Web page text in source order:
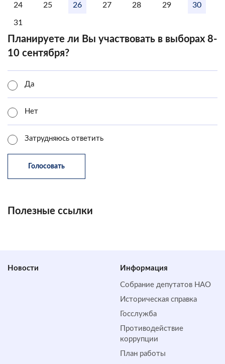
24 25 26 27 28 29 30
31
Планируете ли Вы участвовать в выборах 8-
10 сентября?
Да
Нет
Затрудняюсь ответить
Полезные ссылки
Новости Информация
Собрание депутатов НАО
Историческая справка
Госслужба
Противодействие
коррупции
План работы